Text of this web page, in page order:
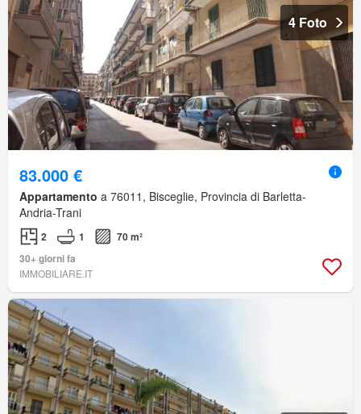
4 Foto
83.000 €
Appartamento a 76011, Bisceglie, Provincia di Barletta-
Andria-Trani
2 1
70 m²
30+ giorni fa
IMMOBILIARE.IT